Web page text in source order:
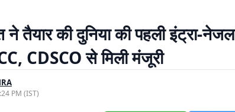
तैयार की दुनिया की पहली इंट्रा-नेजल
CDSCO से मिली मंजूरी
PM (IST)